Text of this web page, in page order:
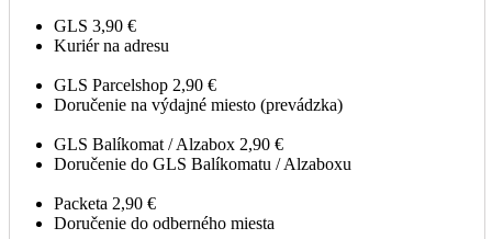
GLS 3,90 €
Kuriér na adresu
GLS Parcelshop 2,90 €
Doručenie na výdajné miesto (prevádzka)
GLS Balíkomat / Alzabox 2,90 €
Doručenie do GLS Balíkomatu / Alzaboxu
Packeta 2,90 €
Doručenie do odberného miesta